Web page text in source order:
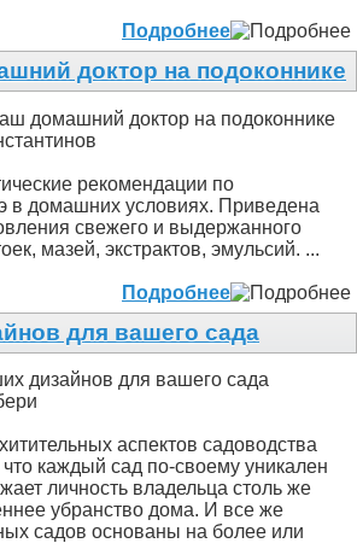
Подробнее
доктор на подоконнике
домашний доктор на подоконнике
рекомендации по
в домашних условиях. Приведена
свежего и выдержанного
мазей, экстрактов, эмульсий. ...
Подробнее
для вашего сада
дизайнов для вашего сада
аспектов садоводства
каждый сад по-своему уникален
личность владельца столь же
убранство дома. И все же
садов основаны на более или